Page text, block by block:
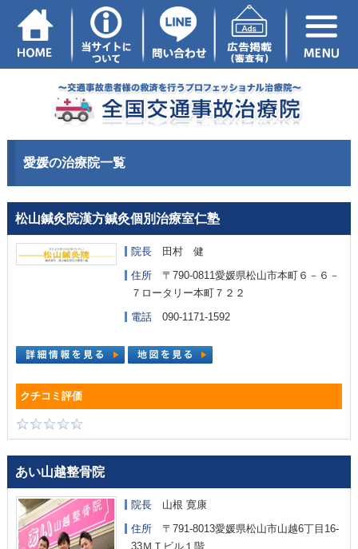
愛媛の治療院一覧
松山鍼灸院漢方鍼灸個別治療室仁塾
院長田村 健
住所〒790-0811愛媛県松山市本町６－６－
７ロータリー本町７２２
電話090-1171-1592
あい山越整骨院
院長山根 寛康
住所〒791-8013愛媛県松山市山越6丁目16-
33ＭＴビル１階